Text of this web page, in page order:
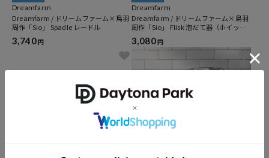
Dreamfarm
Dreamfarm / ドリームファーム×鳥羽
周作「Sio」 Spadle レードル
3,740 円
Dreamfarm
Dreamfarm / ドリームファーム×鳥羽
周作「Sio」 Flisk 泡だて器（ホイッパ
ー）
3,080 円